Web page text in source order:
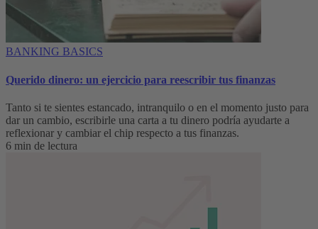
BANKING BASICS
Querido dinero: un ejercicio para reescribir tus finanzas
Tanto si te sientes estancado, intranquilo o en el momento justo para
dar un cambio, escribirle una carta a tu dinero podría ayudarte a
reflexionar y cambiar el chip respecto a tus finanzas.
6 min de lectura